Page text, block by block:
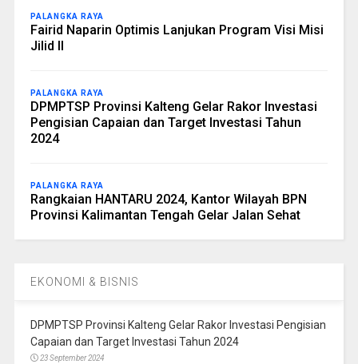
PALANGKA RAYA
Fairid Naparin Optimis Lanjukan Program Visi Misi
Jilid II
PALANGKA RAYA
DPMPTSP Provinsi Kalteng Gelar Rakor Investasi
Pengisian Capaian dan Target Investasi Tahun
2024
PALANGKA RAYA
Rangkaian HANTARU 2024, Kantor Wilayah BPN
Provinsi Kalimantan Tengah Gelar Jalan Sehat
EKONOMI & BISNIS
DPMPTSP Provinsi Kalteng Gelar Rakor Investasi Pengisian
Capaian dan Target Investasi Tahun 2024
23 September 2024